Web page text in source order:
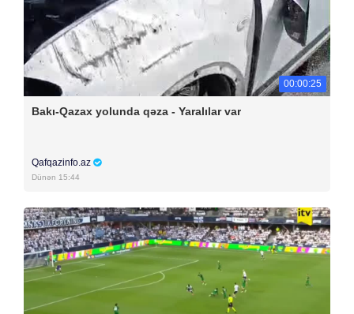
00:00:25
Bakı-Qazax yolunda qəza - Yaralılar var
Qafqazinfo.az
Dünən 15:44